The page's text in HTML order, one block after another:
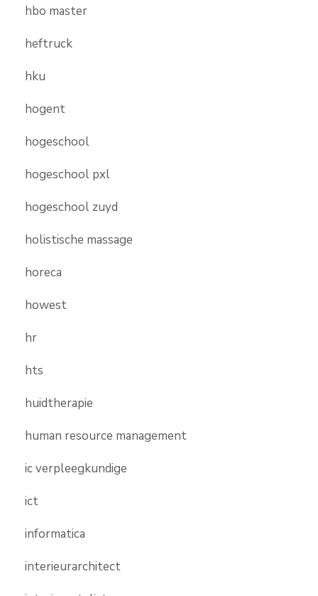
hbo master
heftruck
hku
hogent
hogeschool
hogeschool pxl
hogeschool zuyd
holistische massage
horeca
howest
hr
hts
huidtherapie
human resource management
ic verpleegkundige
ict
informatica
interieurarchitect